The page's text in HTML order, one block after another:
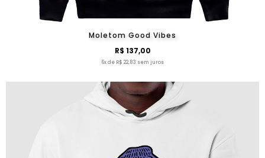
Moletom Good Vibes
R$ 137,00
6x de R$ 22,83 sem juros